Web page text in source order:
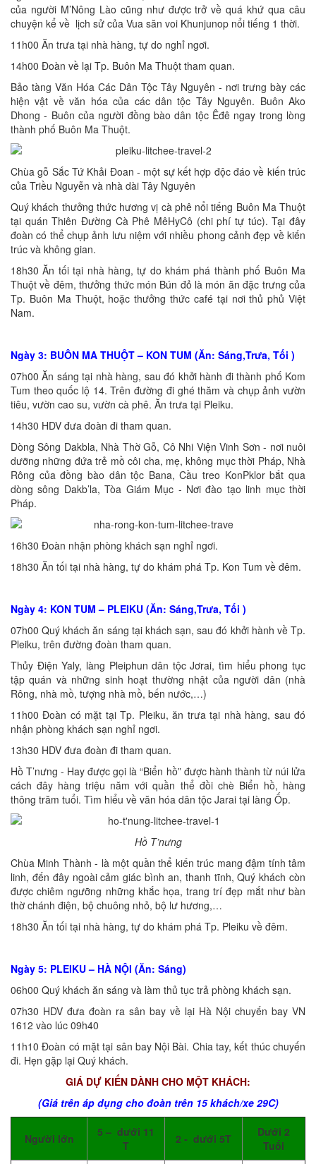
của người M’Nông Lào cũng như được trở về quá khứ qua câu
chuyện kể về lịch sử của Vua săn voi Khunjunop nổi tiếng 1 thời.
11h00 Ăn trưa tại nhà hàng, tự do nghỉ ngơi.
14h00 Đoàn về lại Tp. Buôn Ma Thuột tham quan.
Bảo tàng Văn Hóa Các Dân Tộc Tây Nguyên - nơi trưng bày các
hiện vật về văn hóa của các dân tộc Tây Nguyên. Buôn Ako
Dhong - Buôn của người đồng bào dân tộc Êđê ngay trong lòng
thành phố Buôn Ma Thuột.
Chùa gỗ Sắc Tứ Khải Đoan - một sự kết hợp độc đáo về kiến trúc
của Triều Nguyễn và nhà dài Tây Nguyên
Quý khách thưởng thức hương vị cà phê nổi tiếng Buôn Ma Thuột
tại quán Thiên Đường Cà Phê MêHyCô (chi phí tự túc). Tại đây
đoàn có thể chụp ảnh lưu niệm với nhiều phong cảnh đẹp về kiến
trúc và không gian.
18h30 Ăn tối tại nhà hàng, tự do khám phá thành phố Buôn Ma
Thuột về đêm, thưởng thức món Bún đỏ là món ăn đặc trưng của
Tp. Buôn Ma Thuột, hoặc thưởng thức café tại nơi thủ phủ Việt
Nam.
Ngày 3: BUÔN MA THUỘT – KON TUM (Ăn: Sáng,Trưa, Tối )
07h00 Ăn sáng tại nhà hàng, sau đó khởi hành đi thành phố Kom
Tum theo quốc lộ 14. Trên đường đi ghé thăm và chụp ảnh vườn
tiêu, vườn cao su, vườn cà phê. Ăn trưa tại Pleiku.
14h30 HDV đưa đoàn đi tham quan.
Dòng Sông Dakbla, Nhà Thờ Gỗ, Cô Nhi Viện Vinh Sơn - nơi nuôi
dưỡng những đứa trẻ mồ côi cha, mẹ, không mục thời Pháp, Nhà
Rông của đồng bào dân tộc Bana, Cầu treo KonPklor bắt qua
dòng sông Dakb’la, Tòa Giám Mục - Nơi đào tạo linh mục thời
Pháp.
16h30 Đoàn nhận phòng khách sạn nghỉ ngơi.
18h30 Ăn tối tại nhà hàng, tự do khám phá Tp. Kon Tum về đêm.
Ngày 4: KON TUM – PLEIKU (Ăn: Sáng,Trưa, Tối )
07h00 Quý khách ăn sáng tại khách sạn, sau đó khởi hành về Tp.
Pleiku, trên đường đoàn tham quan.
Thủy Điện Yaly, làng Pleiphun dân tộc Jơrai, tìm hiểu phong tục
tập quán và những sinh hoạt thường nhật của người dân (nhà
Rông, nhà mồ, tượng nhà mồ, bến nước,…)
11h00 Đoàn có mặt tại Tp. Pleiku, ăn trưa tại nhà hàng, sau đó
nhận phòng khách sạn nghỉ ngơi.
13h30 HDV đưa đoàn đi tham quan.
Hồ T’nưng - Hay được gọi là “Biển hồ” được hành thành từ núi lửa
cách đây hàng triệu năm với quần thể đồi chè Biển hồ, hàng
thông trăm tuổi. Tìm hiểu về văn hóa dân tộc Jarai tại làng Ốp.
Hồ T’nưng
Chùa Minh Thành - là một quần thể kiến trúc mang đậm tính tâm
linh, đến đây ngoài cảm giác bình an, thanh tĩnh, Quý khách còn
được chiêm ngưỡng những khắc họa, trang trí đẹp mắt như bàn
thờ chánh điện, bộ chuông nhỏ, bộ lư hương,…
18h30 Ăn tối tại nhà hàng, tự do khám phá Tp. Pleiku về đêm.
Ngày 5: PLEIKU – HÀ NỘI (Ăn: Sáng)
06h00 Quý khách ăn sáng và làm thủ tục trả phòng khách sạn.
07h30 HDV đưa đoàn ra sân bay về lại Hà Nội chuyến bay VN
1612 vào lúc 09h40
11h10 Đoàn có mặt tại sân bay Nội Bài. Chia tay, kết thúc chuyến
đi. Hẹn gặp lại Quý khách.
GIÁ DỰ KIẾN DÀNH CHO MỘT KHÁCH:
(Giá trên áp dụng cho đoàn trên 15 khách/xe 29C)
Người lớn
5 – dưới 11
T
2 - dưới 5T
Dưới 2
Tuổi